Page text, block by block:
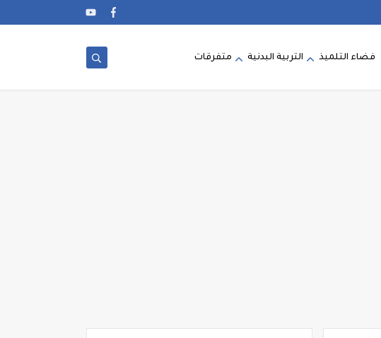
فضاء التلميذ التربية البدنية متفرقات